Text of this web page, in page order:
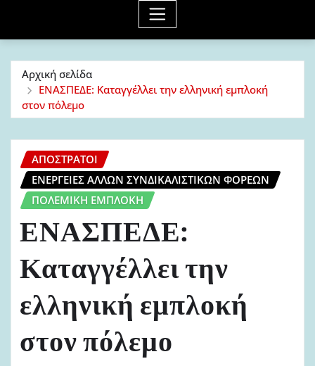
Αρχική σελίδα
ΕΝΑΣΠΕΔΕ: Καταγγέλλει την ελληνική εμπλοκή
στον πόλεμο
ΑΠΌΣΤΡΑΤΟΙ
ΕΝΈΡΓΕΙΕΣ ΆΛΛΩΝ ΣΥΝΔΙΚΑΛΙΣΤΙΚΏΝ ΦΟΡΈΩΝ
ΠΟΛΕΜΙΚΉ ΕΜΠΛΟΚΉ
ΕΝΑΣΠΕΔΕ:
Καταγγέλλει την
ελληνική εμπλοκή
στον πόλεμο